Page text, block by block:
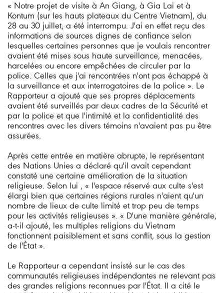
« Notre projet de visite à An Giang, à Gia Lai et à
Kontum (sur les hauts plateaux du Centre Vietnam), du
28 au 30 juillet, a été interrompu. J'ai en effet reçu des
informations de sources dignes de confiance selon
lesquelles certaines personnes que je voulais rencontrer
avaient été mises sous haute surveillance, menacées,
harcelées ou encore empêchées de circuler par la
police. Celles que j'ai rencontrées n'ont pas échappé à
la surveillance et aux interrogatoires de la police ». Le
Rapporteur a ajouté que ses propres déplacements
avaient été surveillés par deux cadres de la Sécurité et
par la police et que l'intimité et la confidentialité des
rencontres avec les divers témoins n'avaient pas pu être
assurées.
Après cette entrée en matière abrupte, le représentant
des Nations Unies a déclaré qu'il avait cependant
constaté une certaine amélioration de la situation
religieuse. Selon lui , « l'espace réservé aux culte s'est
élargi bien que certaines régions rurales n'aient qu'un
nombre de lieux de culte limité et trop peu de temps
pour les activités religieuses ». « D'une manière générale,
a-t-il ajouté, les multiples religions du Vietnam
fonctionnent paisiblement et sans conflit, sous la gestion
de l'État ».
Le Rapporteur a cependant insisté sur le cas des
communautés religieuses indépendantes ne relevant pas
des grandes religions reconnues par l'État. Il a cité le